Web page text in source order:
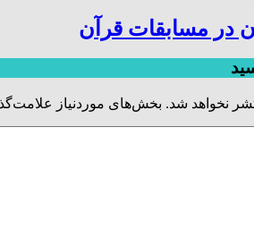
در مسابقات قرآن
نخواهد شد. بخش‌های موردنیاز